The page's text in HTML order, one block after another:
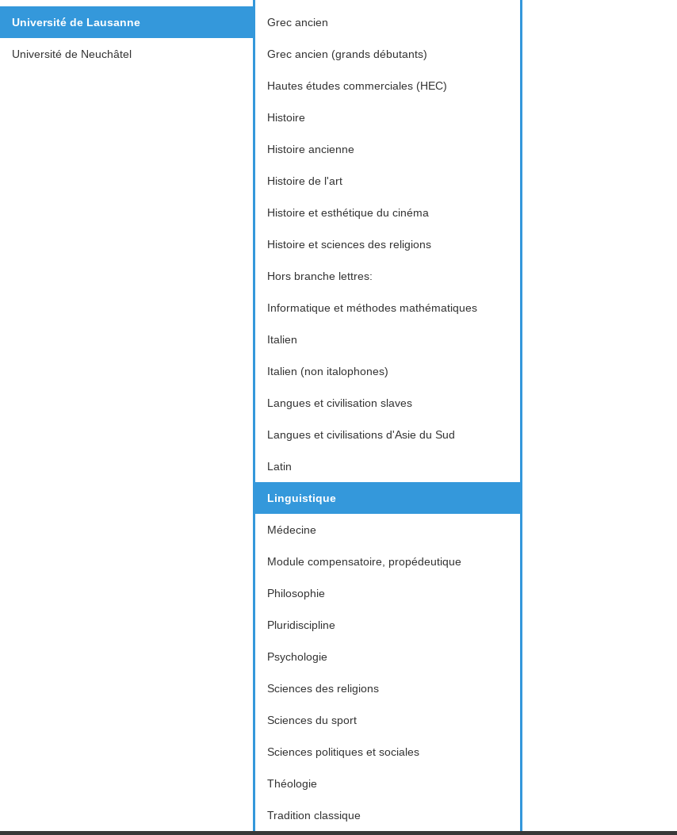
Université de Lausanne
Université de Neuchâtel
Grec ancien
Grec ancien (grands débutants)
Hautes études commerciales (HEC)
Histoire
Histoire ancienne
Histoire de l'art
Histoire et esthétique du cinéma
Histoire et sciences des religions
Hors branche lettres:
Informatique et méthodes mathématiques
Italien
Italien (non italophones)
Langues et civilisation slaves
Langues et civilisations d'Asie du Sud
Latin
Linguistique
Médecine
Module compensatoire, propédeutique
Philosophie
Pluridiscipline
Psychologie
Sciences des religions
Sciences du sport
Sciences politiques et sociales
Théologie
Tradition classique